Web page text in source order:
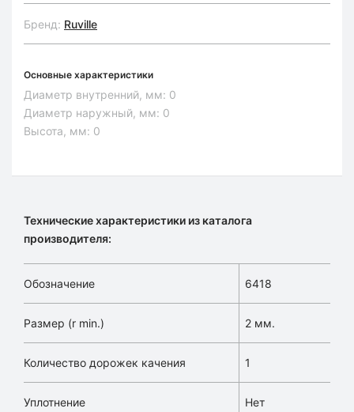
Бренд: Ruville
Основные характеристики
Диаметр внутренний, мм: 0
Диаметр наружный, мм: 0
Высота, мм: 0
Технические характеристики из каталога
производителя:
Обозначение 6418
Размер (r min.) 2 мм.
Количество дорожек качения 1
Уплотнение Нет